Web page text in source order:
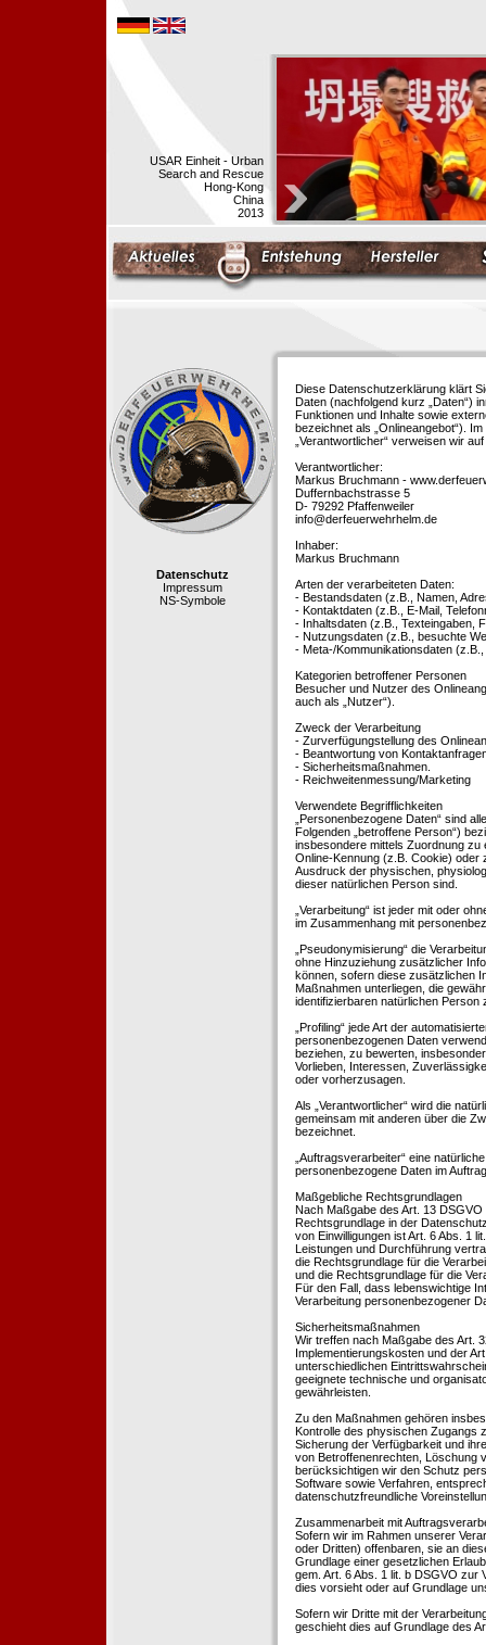
USAR Einheit - Urban
Search and Rescue
Hong-Kong
China
2013
Datenschutz
Impressum
NS-Symbole
Diese Datenschutzerklärung klärt
Daten (nachfolgend kurz „Daten“)
Funktionen und Inhalte sowie
bezeichnet als „Onlineangebot“).
„Verantwortlicher“ verweisen wir
Verantwortlicher:
Markus Bruchmann -
Duffernbachstrasse 5
D- 79292 Pfaffenweiler
info@derfeuerwehrhelm.de
Inhaber:
Markus Bruchmann
Arten der verarbeiteten Daten:
- Bestandsdaten (z.B., Namen,
- Kontaktdaten (z.B., E-Mail,
- Inhaltsdaten (z.B., Texteingaben,
- Nutzungsdaten (z.B., besuchte
- Meta-/Kommunikationsdaten
Kategorien betroffener Personen
Besucher und Nutzer des
auch als „Nutzer“).
Zweck der Verarbeitung
- Zurverfügungstellung des
- Beantwortung von
- Sicherheitsmaßnahmen.
- Reichweitenmessung/Marketing
Verwendete Begrifflichkeiten
„Personenbezogene Daten“ sind
Folgenden „betroffene Person“)
insbesondere mittels Zuordnung zu
Online-Kennung (z.B. Cookie) oder
Ausdruck der physischen,
dieser natürlichen Person sind.
„Verarbeitung“ ist jeder mit oder
im Zusammenhang mit
„Pseudonymisierung“ die
ohne Hinzuziehung zusätzlicher
können, sofern diese zusätzlichen
Maßnahmen unterliegen, die
identifizierbaren natürlichen Person
„Profiling“ jede Art der
personenbezogenen Daten
beziehen, zu bewerten,
Vorlieben, Interessen,
oder vorherzusagen.
Als „Verantwortlicher“ wird die
gemeinsam mit anderen über die
bezeichnet.
„Auftragsverarbeiter“ eine
personenbezogene Daten im
Maßgebliche Rechtsgrundlagen
Nach Maßgabe des Art. 13
Rechtsgrundlage in der
von Einwilligungen ist Art. 6 Abs. 1
Leistungen und Durchführung
die Rechtsgrundlage für die
und die Rechtsgrundlage für die
Für den Fall, dass lebenswichtige
Verarbeitung personenbezogener
Sicherheitsmaßnahmen
Wir treffen nach Maßgabe des Art.
Implementierungskosten und der
unterschiedlichen
geeignete technische und
gewährleisten.
Zu den Maßnahmen gehören
Kontrolle des physischen Zugangs
Sicherung der Verfügbarkeit und
von Betroffenenrechten, Löschung
berücksichtigen wir den Schutz
Software sowie Verfahren,
datenschutzfreundliche
Zusammenarbeit mit
Sofern wir im Rahmen unserer
oder Dritten) offenbaren, sie an
Grundlage einer gesetzlichen
gem. Art. 6 Abs. 1 lit. b DSGVO zur
dies vorsieht oder auf Grundlage
Sofern wir Dritte mit der
geschieht dies auf Grundlage des